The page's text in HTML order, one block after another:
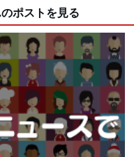
ポストを見る